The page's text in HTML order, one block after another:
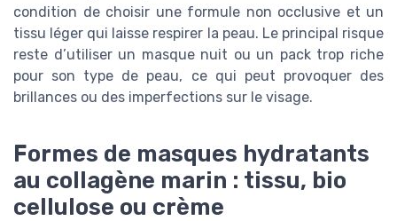
condition de choisir une formule non occlusive et un
tissu léger qui laisse respirer la peau. Le principal risque
reste d’utiliser un masque nuit ou un pack trop riche
pour son type de peau, ce qui peut provoquer des
brillances ou des imperfections sur le visage.
Formes de masques hydratants
au collagène marin : tissu, bio
cellulose ou crème